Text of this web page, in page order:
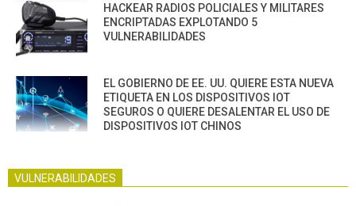
HACKEAR RADIOS POLICIALES Y MILITARES
ENCRIPTADAS EXPLOTANDO 5
VULNERABILIDADES
EL GOBIERNO DE EE. UU. QUIERE ESTA NUEVA
ETIQUETA EN LOS DISPOSITIVOS IOT
SEGUROS O QUIERE DESALENTAR EL USO DE
DISPOSITIVOS IOT CHINOS
VULNERABILIDADES